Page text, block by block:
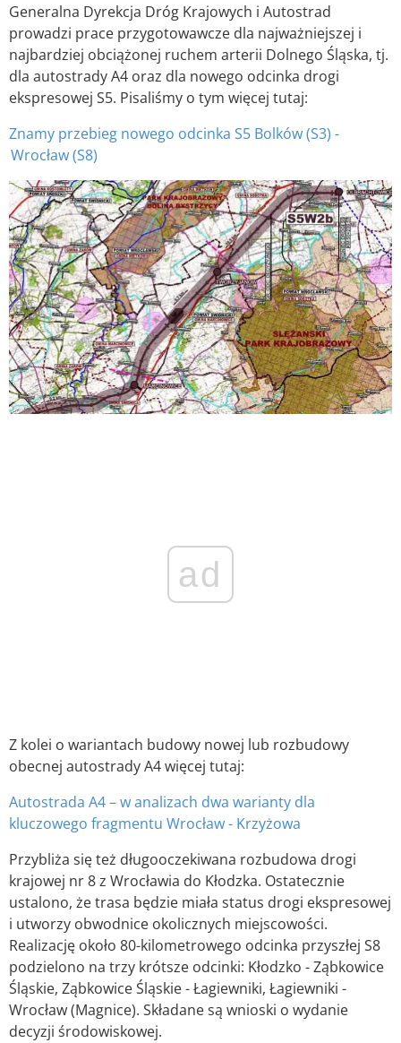
Generalna Dyrekcja Dróg Krajowych i Autostrad
prowadzi prace przygotowawcze dla najważniejszej i
najbardziej obciążonej ruchem arterii Dolnego Śląska, tj.
dla autostrady A4 oraz dla nowego odcinka drogi
ekspresowej S5. Pisaliśmy o tym więcej tutaj:
Znamy przebieg nowego odcinka S5 Bolków (S3) -
Wrocław (S8)
ad
Z kolei o wariantach budowy nowej lub rozbudowy
obecnej autostrady A4 więcej tutaj:
Autostrada A4 – w analizach dwa warianty dla
kluczowego fragmentu Wrocław - Krzyżowa
Przybliża się też długooczekiwana rozbudowa drogi
krajowej nr 8 z Wrocławia do Kłodzka. Ostatecznie
ustalono, że trasa będzie miała status drogi ekspresowej
i utworzy obwodnice okolicznych miejscowości.
Realizację około 80-kilometrowego odcinka przyszłej S8
podzielono na trzy krótsze odcinki: Kłodzko - Ząbkowice
Śląskie, Ząbkowice Śląskie - Łagiewniki, Łagiewniki -
Wrocław (Magnice). Składane są wnioski o wydanie
decyzji środowiskowej.